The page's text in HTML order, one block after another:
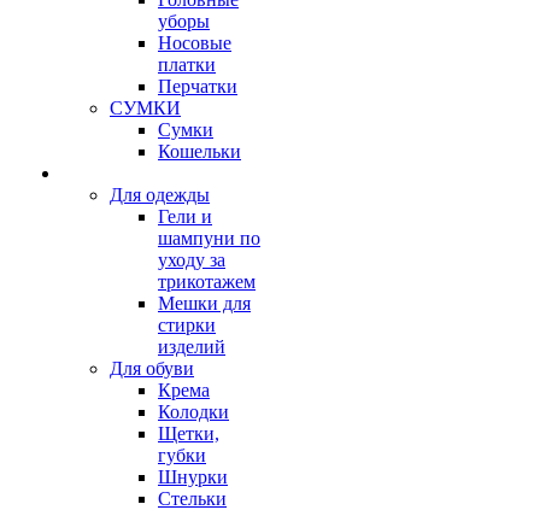
уборы
Носовые
платки
Перчатки
СУМКИ
Сумки
Кошельки
Для одежды
Гели и
шампуни по
уходу за
трикотажем
Мешки для
стирки
изделий
Для обуви
Крема
Колодки
Щетки,
губки
Шнурки
Стельки